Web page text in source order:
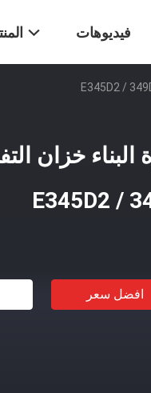
فيديوهات
البناء خزان
E345D2 /
افضل سعر